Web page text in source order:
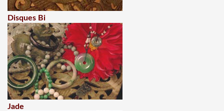
Disques Bi
Jade